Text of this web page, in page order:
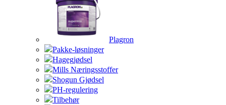
Plagron
Pakke-løsninger
Hagegjødsel
Mills Næringsstoffer
Shogun Gjødsel
PH-regulering
Tilbehør